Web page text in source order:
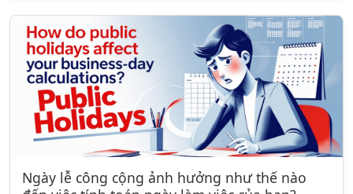
Ngày lễ công cộng ảnh hưởng như thế nào